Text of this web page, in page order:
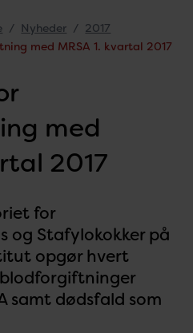
Nyheder
2017
med MRSA 1. kvartal 2017
med
2017
for
og Stafylokokker på
opgør hvert
samt dødsfald som